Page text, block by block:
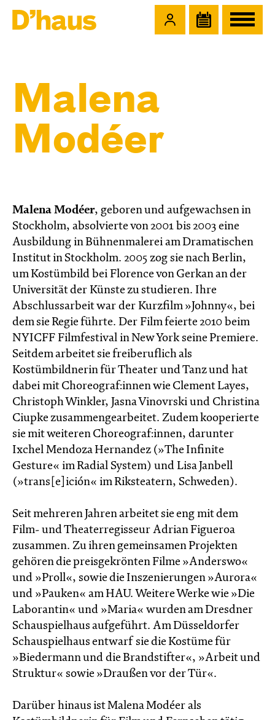
Malena
Modéer
Malena Modéer, geboren und aufgewachsen in
Stockholm, absolvierte von 2001 bis 2003 eine
Ausbildung in Bühnenmalerei am Dramatischen
Institut in Stockholm. 2005 zog sie nach Berlin,
um Kostümbild bei Florence von Gerkan an der
Universität der Künste zu studieren. Ihre
Abschlussarbeit war der Kurzfilm »Johnny«, bei
dem sie Regie führte. Der Film feierte 2010 beim
NYICFF Filmfestival in New York seine Premiere.
Seitdem arbeitet sie freiberuflich als
Kostümbildnerin für Theater und Tanz und hat
dabei mit Choreograf:innen wie Clement Layes,
Christoph Winkler, Jasna Vinovrski und Christina
Ciupke zusammengearbeitet. Zudem kooperierte
sie mit weiteren Choreograf:innen, darunter
Ixchel Mendoza Hernandez (»The Infinite
Gesture« im Radial System) und Lisa Janbell
(»trans[e]ición« im Riksteatern, Schweden).
Seit mehreren Jahren arbeitet sie eng mit dem
Film- und Theaterregisseur Adrian Figueroa
zusammen. Zu ihren gemeinsamen Projekten
gehören die preisgekrönten Filme »Anderswo«
und »Proll«, sowie die Inszenierungen »Aurora«
und »Pauken« am HAU. Weitere Werke wie »Die
Laborantin« und »Maria« wurden am Dresdner
Schauspielhaus aufgeführt. Am Düsseldorfer
Schauspielhaus entwarf sie die Kostüme für
»Biedermann und die Brandstifter«, »Arbeit und
Struktur« sowie »Draußen vor der Tür«.
Darüber hinaus ist Malena Modéer als